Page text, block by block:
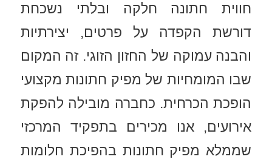
חווית חתונה חלקה ובלתי נשכחת
דורשת הקפדה על פרטים, יצירתיות
והבנה עמוקה של החזון הזוגי. זה המקום
שבו המומחיות של מפיק חתונות מקצועי
הופכת הכרחית. כחברה מובילה להפקת
אירועים, אנו מכירים בתפקיד המרכזי
שממלא מפיק חתונות בהפיכת חלומות